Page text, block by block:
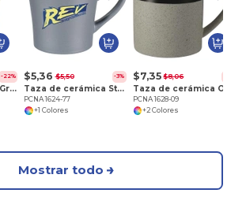
-22%
Taza de cerámica Grotto 16oz
$5,36 $5,50 -3%
Taza de cerámica Stormy 12oz
PCNA 1624-77
+1 Colores
$7,35 $8,06
PCNA 1628-09
+2 Colores
Mostrar todo